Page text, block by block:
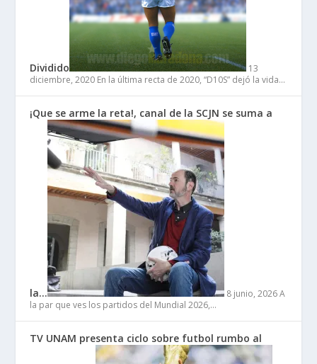
Dividido
13
diciembre, 2020 En la última recta de 2020, “D10S” dejó la vida…
¡Que se arme la reta!, canal de la SCJN se suma a
la… 8 junio, 2026 A
la par que ves los partidos del Mundial 2026,…
TV UNAM presenta ciclo sobre futbol rumbo al